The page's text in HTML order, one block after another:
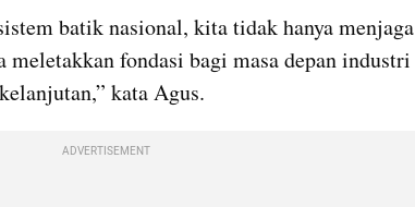
batik nasional, kita tidak hanya menjaga
fondasi bagi masa depan industri
kata Agus.
ADVERTISEMENT